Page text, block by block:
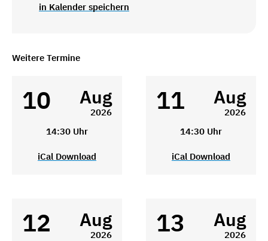
in Kalender speichern
Weitere Termine
10 Aug
2026
14:30 Uhr
iCal Download
11 Aug
2026
14:30 Uhr
iCal Download
12 Aug
2026
13 Aug
2026